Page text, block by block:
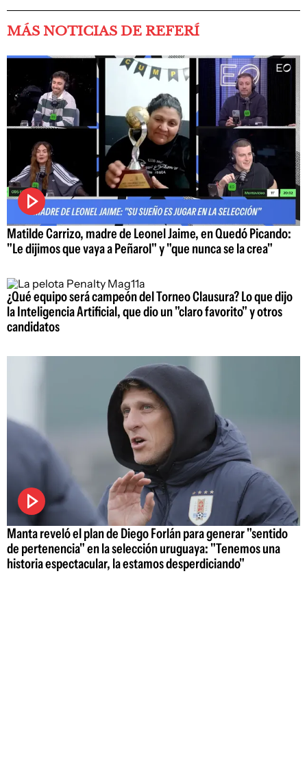
MÁS NOTICIAS DE REFERÍ
Matilde Carrizo, madre de Leonel Jaime, en Quedó Picando:
"Le dijimos que vaya a Peñarol" y "que nunca se la crea"
¿Qué equipo será campeón del Torneo Clausura? Lo que dijo
la Inteligencia Artificial, que dio un "claro favorito" y otros
candidatos
Manta reveló el plan de Diego Forlán para generar "sentido
de pertenencia" en la selección uruguaya: "Tenemos una
historia espectacular, la estamos desperdiciando"